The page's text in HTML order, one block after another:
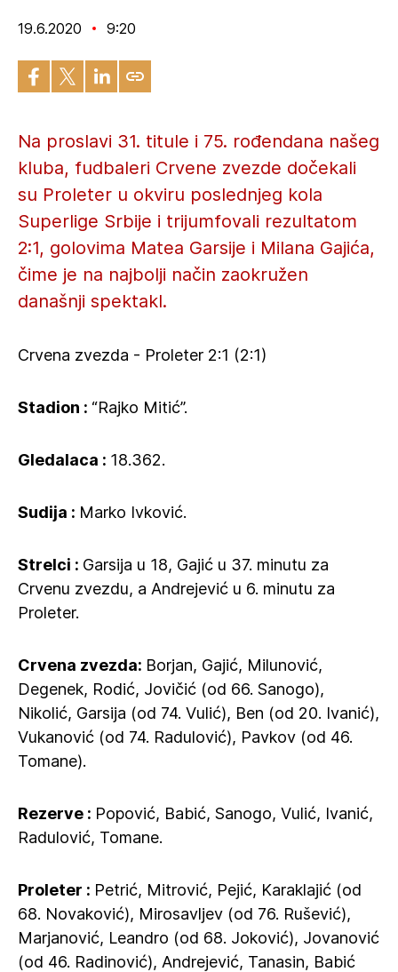
19.6.2020 9:20
Na proslavi 31. titule i 75. rođendana našeg
kluba, fudbaleri Crvene zvezde dočekali
su Proleter u okviru poslednjeg kola
Superlige Srbije i trijumfovali rezultatom
2:1, golovima Matea Garsije i Milana Gajića,
čime je na najbolji način zaokružen
današnji spektakl.
Crvena zvezda - Proleter 2:1 (2:1)
Stadion : “Rajko Mitić”.
Gledalaca : 18.362.
Sudija : Marko Ivković.
Strelci : Garsija u 18, Gajić u 37. minutu za
Crvenu zvezdu, a Andrejević u 6. minutu za
Proleter.
Crvena zvezda: Borjan, Gajić, Milunović,
Degenek, Rodić, Jovičić (od 66. Sanogo),
Nikolić, Garsija (od 74. Vulić), Ben (od 20. Ivanić),
Vukanović (od 74. Radulović), Pavkov (od 46.
Tomane).
Rezerve : Popović, Babić, Sanogo, Vulić, Ivanić,
Radulović, Tomane.
Proleter : Petrić, Mitrović, Pejić, Karaklajić (od
68. Novaković), Mirosavljev (od 76. Rušević),
Marjanović, Leandro (od 68. Joković), Jovanović
(od 46. Radinović), Andrejević, Tanasin, Babić